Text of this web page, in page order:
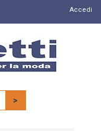
Accedi
>